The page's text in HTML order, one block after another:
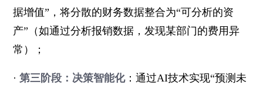
据增值”，将分散的财务数据整合为“可分析的资
产”（如通过分析报销数据，发现某部门的费用异
常）；
·第三阶段：决策智能化：通过AI技术实现“预测未